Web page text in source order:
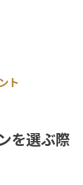
ト
を選ぶ際